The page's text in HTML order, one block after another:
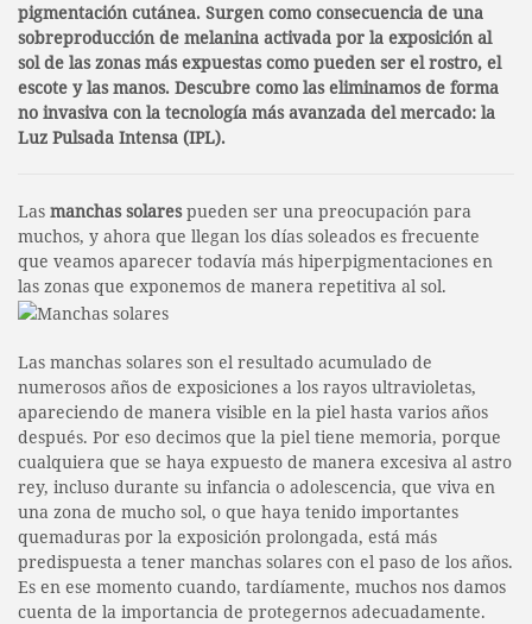
pigmentación cutánea. Surgen como consecuencia de una
sobreproducción de melanina activada por la exposición al
sol de las zonas más expuestas como pueden ser el rostro, el
escote y las manos. Descubre como las eliminamos de forma
no invasiva con la tecnología más avanzada del mercado: la
Luz Pulsada Intensa (IPL).
Las manchas solarespueden ser una preocupación para
muchos, y ahora que llegan los días soleados es frecuente
que veamos aparecer todavía más hiperpigmentaciones en
las zonas que exponemos de manera repetitiva al sol.
Las manchas solares son el resultado acumulado de
numerosos años de exposiciones a los rayos ultravioletas,
apareciendo de manera visible en la piel hasta varios años
después. Por eso decimos que la piel tiene memoria, porque
cualquiera que se haya expuesto de manera excesiva al astro
rey, incluso durante su infancia o adolescencia, que viva en
una zona de mucho sol, o que haya tenido importantes
quemaduras por la exposición prolongada, está más
predispuesta a tener manchas solares con el paso de los años.
Es en ese momento cuando, tardíamente, muchos nos damos
cuenta de la importancia de protegernos adecuadamente.